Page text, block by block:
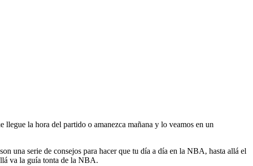
llegue la hora del partido o amanezca mañana y lo veamos en un
una serie de consejos para hacer que tu día a día en la NBA, hasta allá el
va la guía tonta de la NBA.